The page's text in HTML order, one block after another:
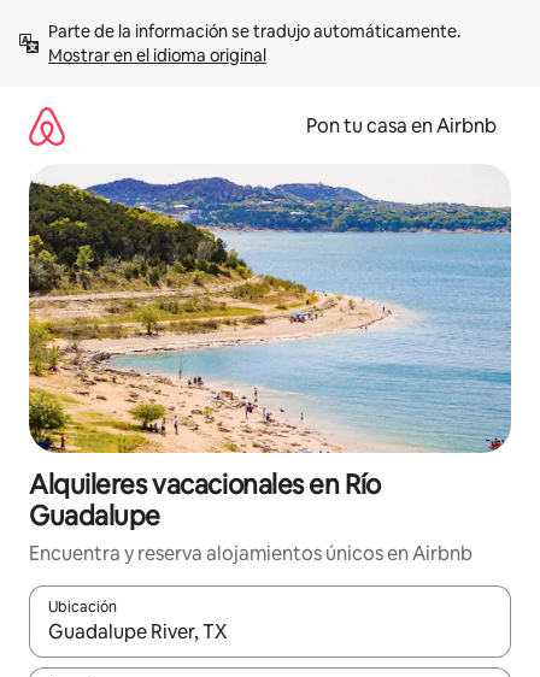
contenidoMostrar en el idioma original
Pon tu casa en Airbnb
Alquileres vacacionales en Río
Guadalupe
Encuentra y reserva alojamientos únicos en Airbnb
Ubicación
Cuando los resultados estén disponibles, navega con las